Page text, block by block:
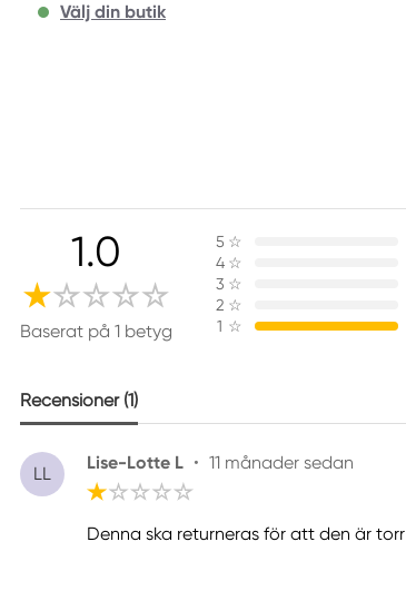
Välj din butik
1.0
Baserat på 1 betyg
5 ☆
4 ☆
3 ☆
2 ☆
1 ☆
Recensioner (1)
LL
Lise-Lotte L • 11 månader sedan
Denna ska returneras för att den är torr